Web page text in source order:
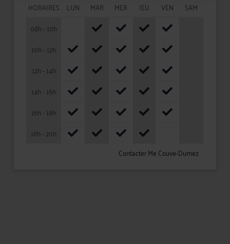
HORAIRES LUN MAR MER JEU VEN
SAM
08h - 10h
10h - 12h
12h - 14h
14h - 16h
16h - 18h
18h - 20h
Contacter Me Couve-Dumez